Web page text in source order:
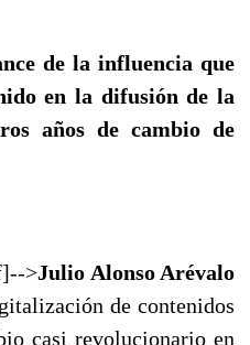
de la influencia que
en la difusión de la
años de cambio de
>Julio Alonso Arévalo
de contenidos
casi revolucionario en